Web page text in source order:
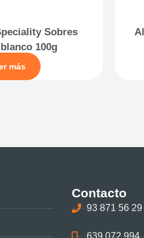
Sobres
100g
más
Contacto
93 871 56 29